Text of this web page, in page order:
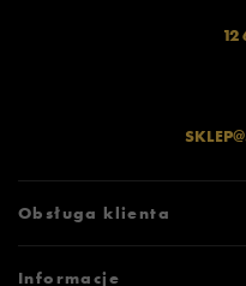
12
Obsługa klienta
Informacje